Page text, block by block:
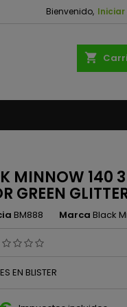
Bienvenido, Iniciar
shopping_cart
MINNOW 140 3
GREEN
BM888 Marca Black
EN BLISTER